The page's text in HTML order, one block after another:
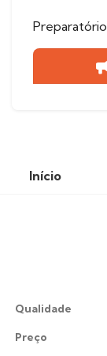
Início
Qualidade
Preço